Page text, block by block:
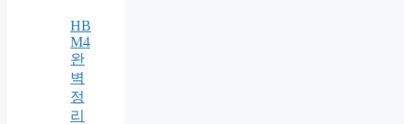
HB
M4
완
벽
정
리